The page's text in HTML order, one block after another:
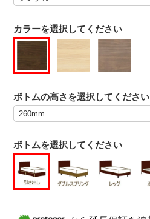
カラーを選択してください
ボトムの高さを選択してください
ボトムを選択してください